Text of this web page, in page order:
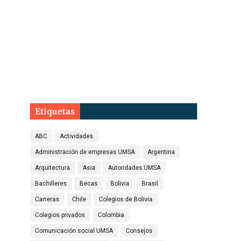
Etiquetas
ABC Actividades
Administración de empresas UMSA Argentina
Arquitectura Asia Autoridades UMSA
Bachilleres Becas Bolivia Brasil
Carreras Chile Colegios de Bolivia
Colegios privados Colombia
Comunicación social UMSA Consejos